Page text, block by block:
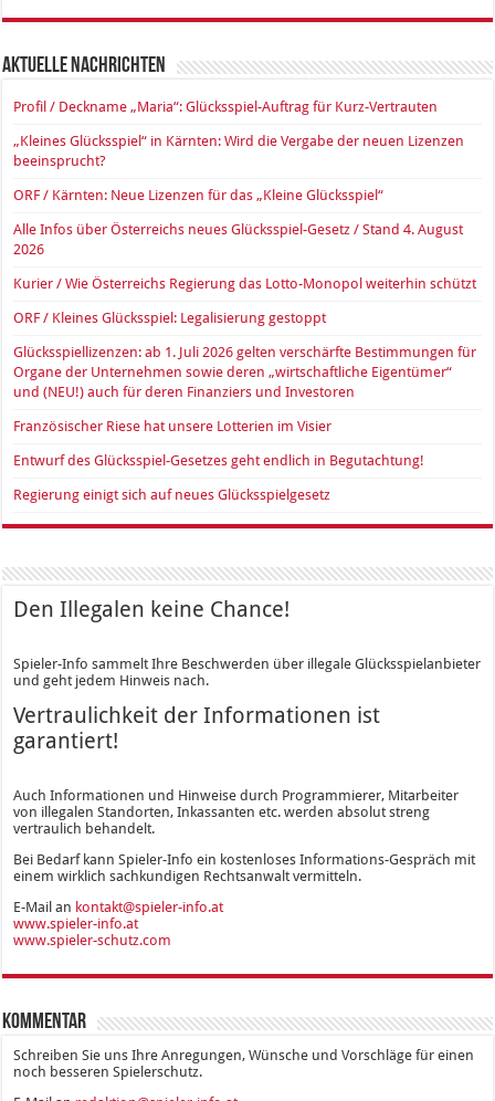
Aktuelle Nachrichten
Profil / Deckname „Maria“: Glücksspiel-Auftrag für Kurz-Vertrauten
„Kleines Glücksspiel“ in Kärnten: Wird die Vergabe der neuen Lizenzen
beeinsprucht?
ORF / Kärnten: Neue Lizenzen für das „Kleine Glücksspiel“
Alle Infos über Österreichs neues Glücksspiel-Gesetz / Stand 4. August
2026
Kurier / Wie Österreichs Regierung das Lotto-Monopol weiterhin schützt
ORF / Kleines Glücksspiel: Legalisierung gestoppt
Glücksspiellizenzen: ab 1. Juli 2026 gelten verschärfte Bestimmungen für
Organe der Unternehmen sowie deren „wirtschaftliche Eigentümer“
und (NEU!) auch für deren Finanziers und Investoren
Französischer Riese hat unsere Lotterien im Visier
Entwurf des Glücksspiel-Gesetzes geht endlich in Begutachtung!
Regierung einigt sich auf neues Glücksspielgesetz
Den Illegalen keine Chance!
Spieler-Info sammelt Ihre Beschwerden über illegale Glücksspielanbieter
und geht jedem Hinweis nach.
Vertraulichkeit der Informationen ist
garantiert!
Auch Informationen und Hinweise durch Programmierer, Mitarbeiter
von illegalen Standorten, Inkassanten etc. werden absolut streng
vertraulich behandelt.
Bei Bedarf kann Spieler-Info ein kostenloses Informations-Gespräch mit
einem wirklich sachkundigen Rechtsanwalt vermitteln.
E-Mail an kontakt@spieler-info.at
www.spieler-info.at
www.spieler-schutz.com
Kommentar
Schreiben Sie uns Ihre Anregungen, Wünsche und Vorschläge für einen
noch besseren Spielerschutz.